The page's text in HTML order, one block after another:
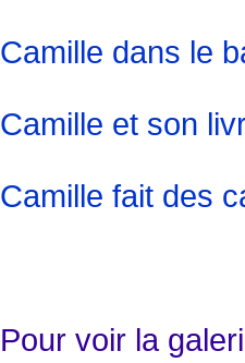
Camille dans le
Camille et son
Camille fait des
Pour voir la